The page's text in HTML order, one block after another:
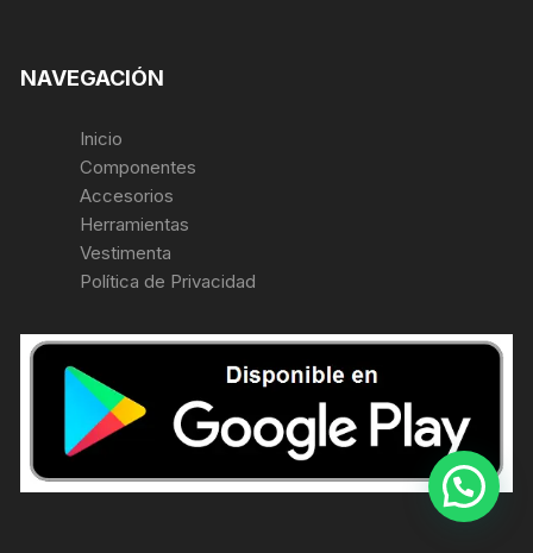
NAVEGACIÓN
Inicio
Componentes
Accesorios
Herramientas
Vestimenta
Política de Privacidad